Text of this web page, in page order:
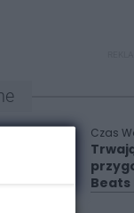
Czas
Beats